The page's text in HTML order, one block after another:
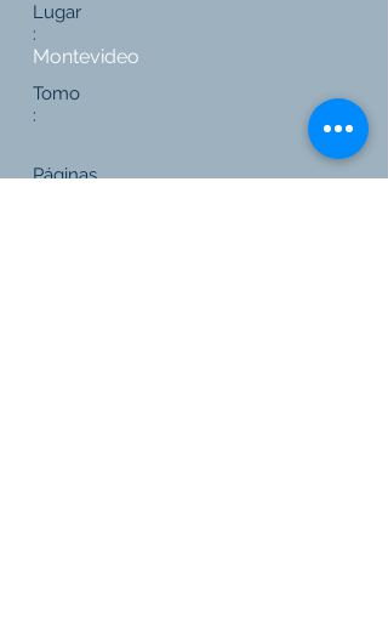
Lugar
:
Montevideo
Tomo
:
Páginas